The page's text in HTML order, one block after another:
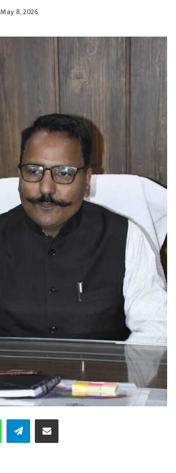
May 8, 2026
WhatsAppTelegramShare via Email